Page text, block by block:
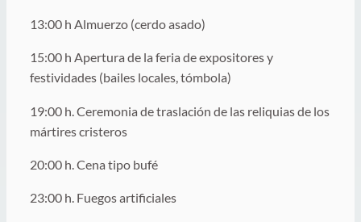
13:00 h Almuerzo (cerdo asado)
15:00 h Apertura de la feria de expositores y
festividades (bailes locales, tómbola)
19:00 h. Ceremonia de traslación de las reliquias de los
mártires cristeros
20:00 h. Cena tipo bufé
23:00 h. Fuegos artificiales